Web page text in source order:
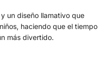
un diseño llamativo que
haciendo que el tiempo
más divertido.